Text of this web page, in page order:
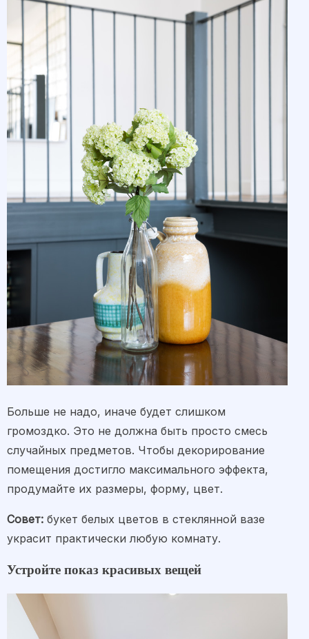
Больше не надо, иначе будет слишком
громоздко. Это не должна быть просто смесь
случайных предметов. Чтобы декорирование
помещения достигло максимального эффекта,
продумайте их размеры, форму, цвет.
Совет: букет белых цветов в стеклянной вазе
украсит практически любую комнату.
Устройте показ красивых вещей